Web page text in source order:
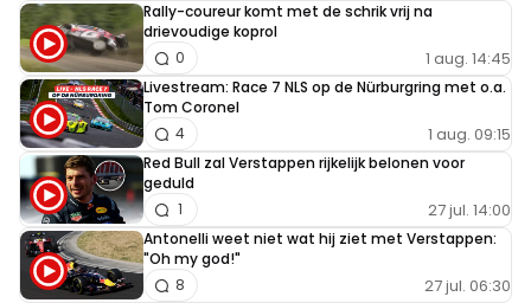
Rally-coureur komt met de schrik vrij na
drievoudige koprol
1 aug. 14:45
0
Livestream: Race 7 NLS op de Nürburgring met o.a.
Tom Coronel
1 aug. 09:15
4
Red Bull zal Verstappen rijkelijk belonen voor
geduld
27 jul. 14:00
1
Antonelli weet niet wat hij ziet met Verstappen:
"Oh my god!"
27 jul. 06:30
8